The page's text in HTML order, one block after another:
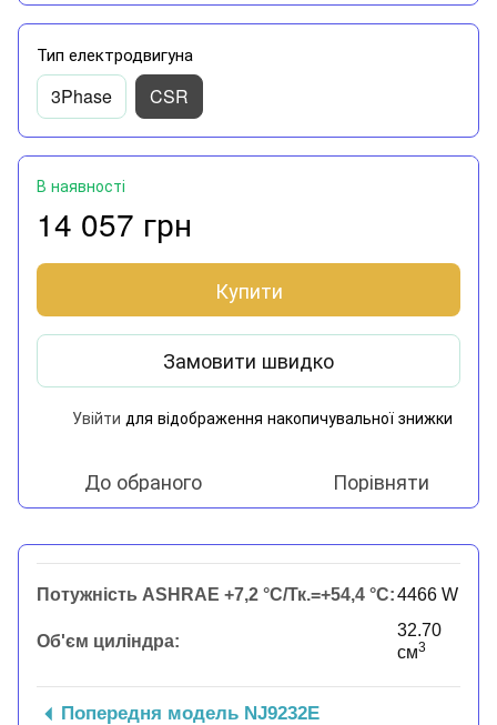
Тип електродвигуна
3Phase CSR
В наявності
14 057 грн
Купити
Замовити швидко
Увійти для відображення накопичувальної знижки
До обраного Порівняти
Потужність ASHRAE +7,2 °C/Тк.=+54,4 °C:4466 W
Об'єм циліндра:
32.70
см3
Попередня модель NJ9232E